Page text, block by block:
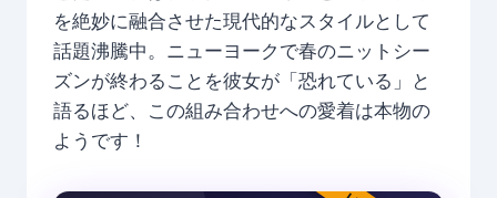
を絶妙に融合させた現代的なスタイルとして
話題沸騰中。ニューヨークで春のニットシー
ズンが終わることを彼女が「恐れている」と
語るほど、この組み合わせへの愛着は本物の
ようです！